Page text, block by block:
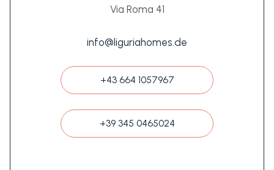
Via Roma 41
info@liguriahomes.de
+43 664 1057967
+39 345 0465024